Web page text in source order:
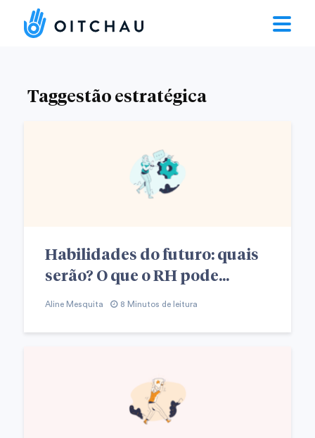
Taggestão estratégica
Habilidades do futuro: quais
serão? O que o RH pode...
Aline Mesquita 8 Minutos de leitura